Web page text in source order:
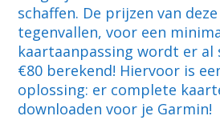
schaffen. De prijzen van
tegenvallen, voor een
kaartaanpassing wordt er al
€80 berekend! Hiervoor is
oplossing: er complete
downloaden voor je Garmin!